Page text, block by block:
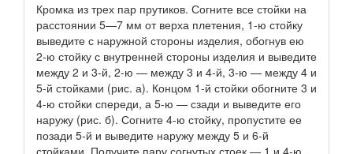
Кромка из трех пар прутиков. Согните все стойки на
расстоянии 5—7 мм от верха плетения, 1-ю стойку
выведите с наружной стороны изделия, обогнув ею
2-ю стойку с внутренней стороны изделия и выведите
между 2 и 3-й, 2-ю — между 3 и 4-й, 3-ю — между 4 и
5-й стойками (рис. а). Концом 1-й стойки обогните 3 и
4-ю стойки спереди, а 5-ю — сзади и выведите его
наружу (рис. б). Согните 4-ю стойку, пропустите ее
позади 5-й и выведите наружу между 5 и 6-й